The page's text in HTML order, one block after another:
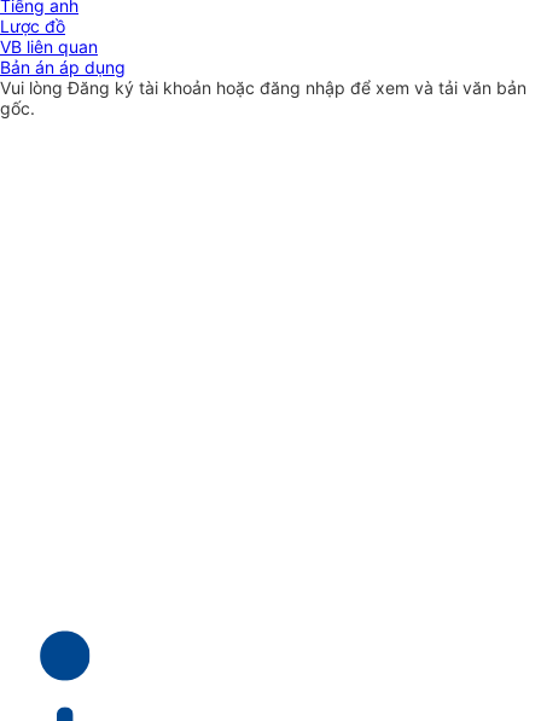
Tiếng anh
Lược đồ
VB liên quan
Bản án áp dụng
Vui lòngĐăng ký tài khoản hoặc đăng nhập để xem và tải văn bản
gốc.